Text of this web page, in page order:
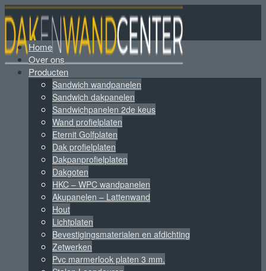
Home
Over ons
Producten
Sandwich wandpanelen
Sandwich dakpanelen
Sandwichpanelen 2de keus
Wand profielplaten
Eternit Golfplaten
Dak profielplaten
Dakpanprofielplaten
Dakgoten
HKC – WPC wandpanelen
Akupanelen – Lattenwand
Hout
Lichtplaten
Bevestigingsmaterialen en afdichting
Zetwerken
Pvc marmerlook platen 3 mm.